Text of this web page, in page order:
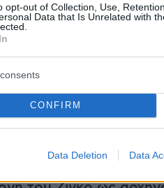
opt-out of Collection, Use,
Data that Is Unrelated with
CONFIRM
Data Deletion Data
που γύρισε από τον
πως όταν γυρίσει θα
να τον εντάξουμε
στο επίπεδο
να μας δίνει όλα
τραυματιστεί».